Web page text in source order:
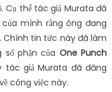
Cụ thể tác giả Murata đã
mình rằng ông đang
Chính tin tức này đã làm
phận của One Punch
giả Murata đã đăng
công việc này.